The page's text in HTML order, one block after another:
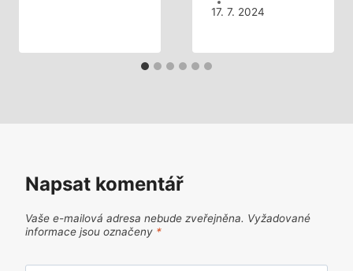
17. 7. 2024
Napsat komentář
Vaše e-mailová adresa nebude zveřejněna. Vyžadované
informace jsou označeny *